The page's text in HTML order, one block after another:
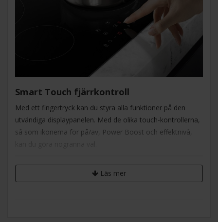
Smart Touch fjärrkontroll
Med ett fingertryck kan du styra alla funktioner på den
utvändiga displaypanelen. Med de olika touch-kontrollerna,
så som ikonerna för på/av, Power Boost och effektnivå,
Läs mer